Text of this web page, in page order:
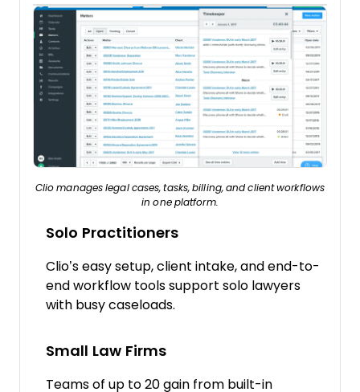
Clio manages legal cases, tasks, billing, and client workflows
in one platform.
Solo Practitioners
Clio’s easy setup, client intake, and end-to-
end workflow tools support solo lawyers
with busy caseloads.
Small Law Firms
Teams of up to 20 gain from built-in